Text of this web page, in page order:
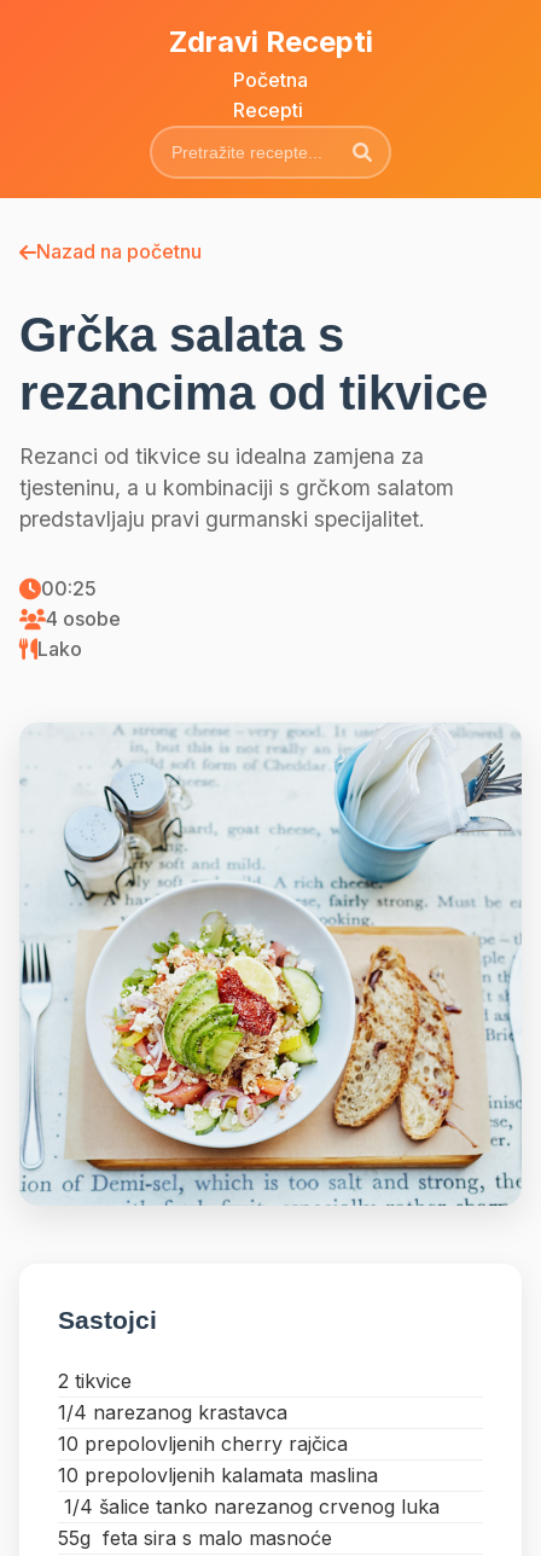
Zdravi Recepti
Početna
Recepti
Nazad na početnu
Grčka salata s
rezancima od tikvice
Rezanci od tikvice su idealna zamjena za
tjesteninu, a u kombinaciji s grčkom salatom
predstavljaju pravi gurmanski specijalitet.
00:25
4 osobe
Lako
Sastojci
2 tikvice
1/4 narezanog krastavca
10 prepolovljenih cherry rajčica
10 prepolovljenih kalamata maslina
1/4 šalice tanko narezanog crvenog luka
55g feta sira s malo masnoće